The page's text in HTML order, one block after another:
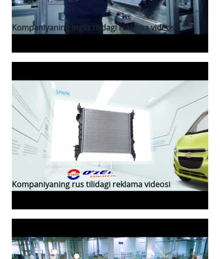
Kompaniyaning ingliz tilidagi reklama videosi
Kompaniyaning rus tilidagi reklama videosi